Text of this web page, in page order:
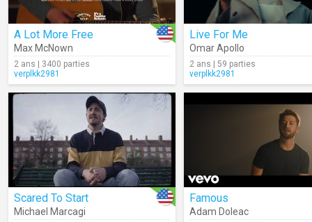
A Lot More Free
Max McNown
2 ans | 3400 parties
verplkk2981
Live For Me
Omar Apollo
2 ans | 59 parties
verplkk2981
Scared To Start
Michael Marcagi
Famous
Adam Doleac